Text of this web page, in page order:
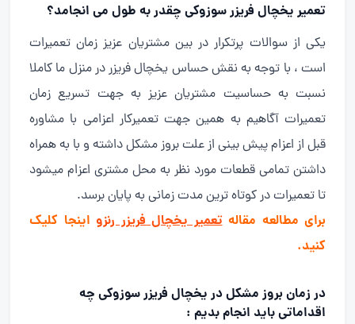
تعمیر یخچال فریزر سوزوکی چقدر به طول می انجامد؟
یکی از سوالات پرتکرار در بین مشتریان عزیز زمان تعمیرات
است ، با توجه به نقش حساس یخچال فریزر در منزل ما کاملا
نسبت به حساسیت مشتریان عزیز به جهت تسریع زمان
تعمیرات آگاهیم به همین جهت تعمیرکار اعزامی با مشاوره
قبل از اعزام پیش بینی از علت بروز مشکل داشته و با به همراه
داشتن تمامی قطعات مورد نظر به محل مشتری اعزام میشود
تا تعمیرات در کوتاه ترین مدت زمانی به پایان برسد.
برای مطالعه مقالهتعمیر یخچال فریزر رنزو اینجا کلیک
کنید.
در زمان بروز مشکل در یخچال فریزر سوزوکی چه
اقداماتی باید انجام بدیم :